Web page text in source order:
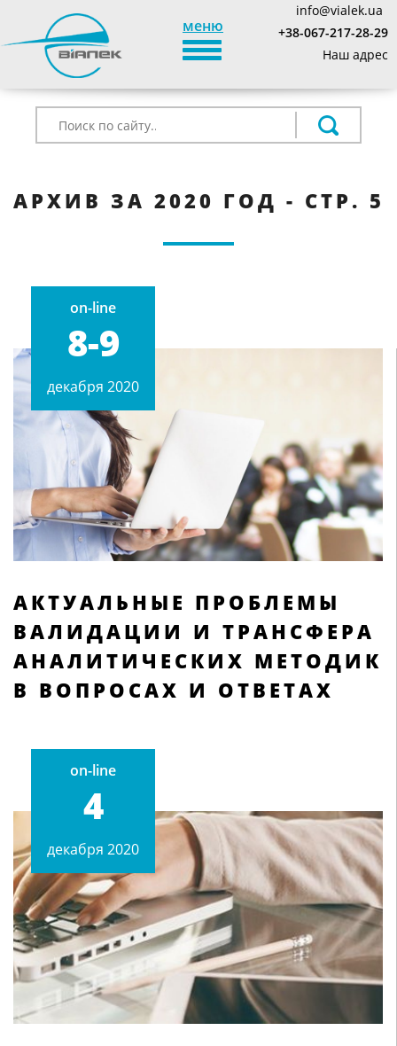
меню
TOGGLE_NAVIGATION
info@vialek.ua
+38-067-217-28-29
Наш адрес
АРХИВ ЗА 2020 ГОД - СТР. 5
on-line
8-9
декабря 2020
АКТУАЛЬНЫЕ ПРОБЛЕМЫ
ВАЛИДАЦИИ И ТРАНСФЕРА
АНАЛИТИЧЕСКИХ МЕТОДИК
В ВОПРОСАХ И ОТВЕТАХ
on-line
4
декабря 2020